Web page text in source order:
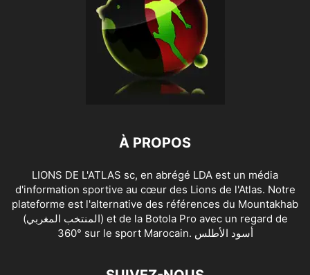
À PROPOS
LIONS DE L'ATLAS sc, en abrégé LDA est un média
d'information sportive au cœur des Lions de l'Atlas. Notre
plateforme est l'alternative des références du Mountakhab
(المنتخب المغربي) et de la Botola Pro avec un regard de
360° sur le sport Marocain. أسود الأطلس